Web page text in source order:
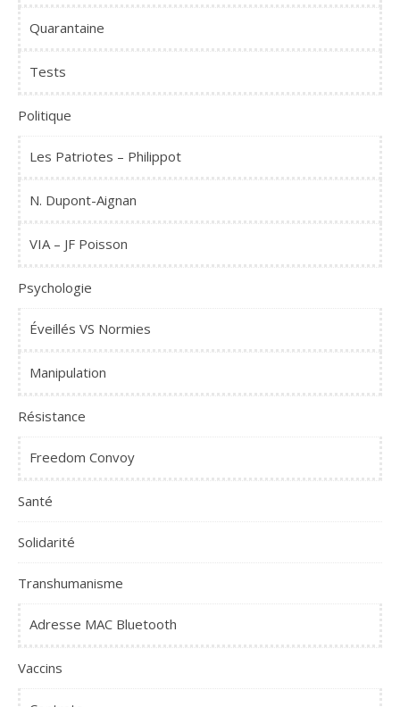
Quarantaine
Tests
Politique
Les Patriotes – Philippot
N. Dupont-Aignan
VIA – JF Poisson
Psychologie
Éveillés VS Normies
Manipulation
Résistance
Freedom Convoy
Santé
Solidarité
Transhumanisme
Adresse MAC Bluetooth
Vaccins